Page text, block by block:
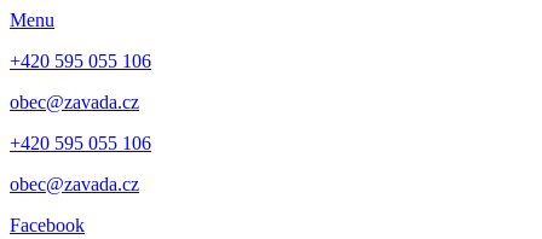
Menu
+420 595 055 106
obec@zavada.cz
+420 595 055 106
obec@zavada.cz
Facebook